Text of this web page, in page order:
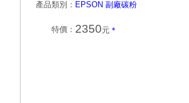
產品類別： EPSON 副廠碳粉
特價： 2350元 ＊